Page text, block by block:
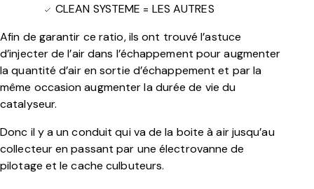
CLEAN SYSTEME = LES AUTRES
Afin de garantir ce ratio, ils ont trouvé l’astuce
d’injecter de l’air dans l’échappement pour augmenter
la quantité d’air en sortie d’échappement et par la
même occasion augmenter la durée de vie du
catalyseur.
Donc il y a un conduit qui va de la boite à air jusqu’au
collecteur en passant par une électrovanne de
pilotage et le cache culbuteurs.